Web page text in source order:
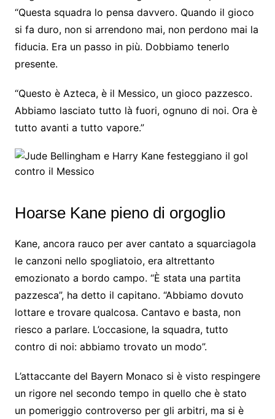
“Questa squadra lo pensa davvero. Quando il gioco
si fa duro, non si arrendono mai, non perdono mai la
fiducia. Era un passo in più. Dobbiamo tenerlo
presente.
“Questo è Azteca, è il Messico, un gioco pazzesco.
Abbiamo lasciato tutto là fuori, ognuno di noi. Ora è
tutto avanti a tutto vapore.”
Hoarse Kane pieno di orgoglio
Kane, ancora rauco per aver cantato a squarciagola
le canzoni nello spogliatoio, era altrettanto
emozionato a bordo campo. “È stata una partita
pazzesca”, ha detto il capitano. “Abbiamo dovuto
lottare e trovare qualcosa. Cantavo e basta, non
riesco a parlare. L’occasione, la squadra, tutto
contro di noi: abbiamo trovato un modo”.
L’attaccante del Bayern Monaco si è visto respingere
un rigore nel secondo tempo in quello che è stato
un pomeriggio controverso per gli arbitri, ma si è